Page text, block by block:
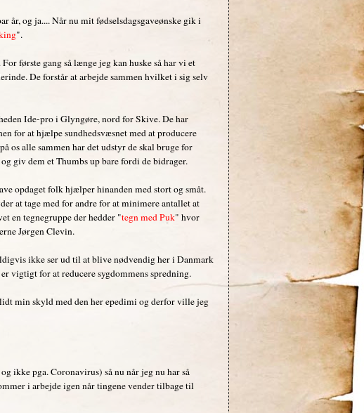
år, og ja.... Når nu mit fødselsdagsgaveønske gik i
".
første gang så længe jeg kan huske så har vi et
De forstår at arbejde sammen hvilket i sig selv
Ide-pro i Glyngøre, nord for Skive. De har
for at hjælpe sundhedsvæsnet med at producere
os alle sammen har det udstyr de skal bruge for
og giv dem et Thumbs up bare fordi de bidrager.
opdaget folk hjælper hinanden med stort og småt.
at tage med for andre for at minimere antallet at
en tegnegruppe der hedder "tegn med Puk" hvor
Jørgen Clevin.
ikke ser ud til at blive nødvendig her i Danmark
vigtigt for at reducere sygdommens spredning.
min skyld med den her epedimi og derfor ville jeg
ikke pga. Coronavirus) så nu når jeg nu har så
i arbejde igen når tingene vender tilbage til